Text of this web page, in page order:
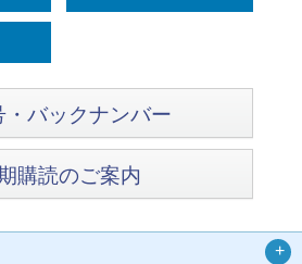
・バックナンバー
購読のご案内